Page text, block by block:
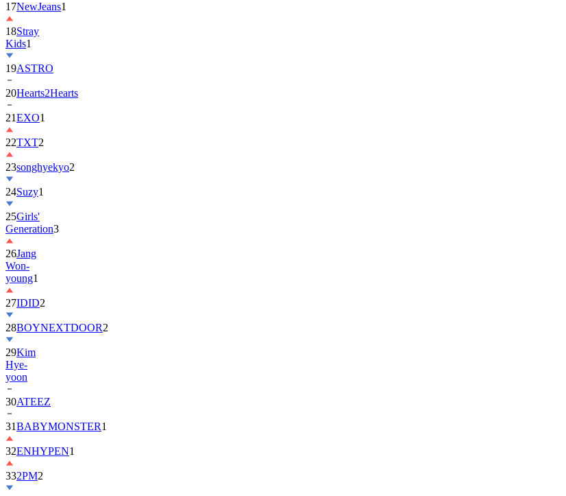
18Stray
Kids
19ASTRO
20Hearts2Hearts
21EXO1
22TXT2
23songhyekyo
24Suzy1
25Girls'
Generation
26Jang
Won-
young1
27IDID
28BOYNEXTDOOR
29Kim
Hye-
yoon
30ATEEZ
31BABYMONSTER
32ENHYPEN1
332PM2
34ILLIT